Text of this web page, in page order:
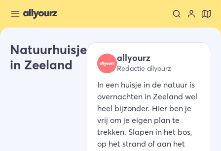
Natuurhuisje
in Zeeland
allyourz
Redactie allyourz
In een huisje in de natuur is
overnachten in Zeeland wel
heel bijzonder. Hier ben je
vrij om je eigen plan te
trekken. Slapen in het bos,
op het strand of aan het